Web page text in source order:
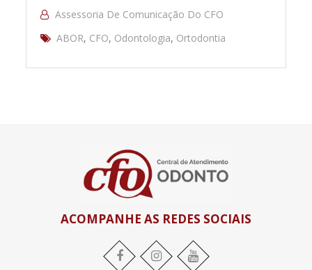
Assessoria De Comunicação Do CFO
ABOR, CFO, Odontologia, Ortodontia
ACOMPANHE AS REDES SOCIAIS